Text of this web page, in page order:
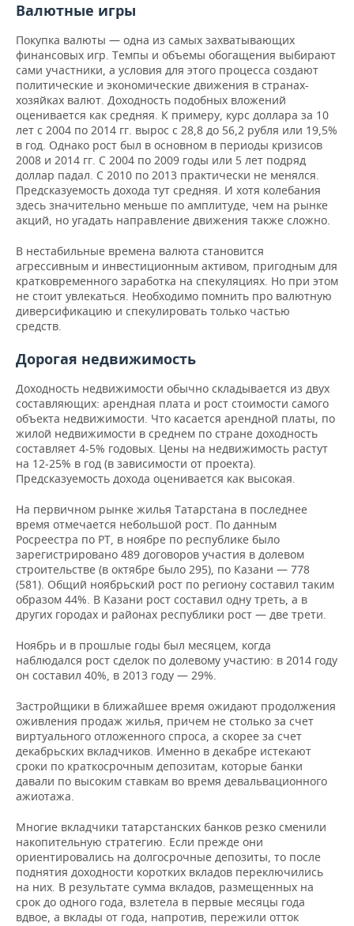
Валютные игры
Покупка валюты — одна из самых захватывающих
финансовых игр. Темпы и объемы обогащения выбирают
сами участники, а условия для этого процесса создают
политические и экономические движения в странах-
хозяйках валют. Доходность подобных вложений
оценивается как средняя. К примеру, курс доллара за 10
лет с 2004 по 2014 гг. вырос с 28,8 до 56,2 рубля или 19,5%
в год. Однако рост был в основном в периоды кризисов
2008 и 2014 гг. С 2004 по 2009 годы или 5 лет подряд
доллар падал. С 2010 по 2013 практически не менялся.
Предсказуемость дохода тут средняя. И хотя колебания
здесь значительно меньше по амплитуде, чем на рынке
акций, но угадать направление движения также сложно.
В нестабильные времена валюта становится
агрессивным и инвестиционным активом, пригодным для
кратковременного заработка на спекуляциях. Но при этом
не стоит увлекаться. Необходимо помнить про валютную
диверсификацию и спекулировать только частью
средств.
Дорогая недвижимость
Доходность недвижимости обычно складывается из двух
составляющих: арендная плата и рост стоимости самого
объекта недвижимости. Что касается арендной платы, по
жилой недвижимости в среднем по стране доходность
составляет 4-5% годовых. Цены на недвижимость растут
на 12-25% в год (в зависимости от проекта).
Предсказуемость дохода оценивается как высокая.
На первичном рынке жилья Татарстана в последнее
время отмечается небольшой рост. По данным
Росреестра по РТ, в ноябре по республике было
зарегистрировано 489 договоров участия в долевом
строительстве (в октябре было 295), по Казани — 778
(581). Общий ноябрьский рост по региону составил таким
образом 44%. В Казани рост составил одну треть, а в
других городах и районах республики рост — две трети.
Ноябрь и в прошлые годы был месяцем, когда
наблюдался рост сделок по долевому участию: в 2014 году
он составил 40%, в 2013 году — 29%.
Застройщики в ближайшее время ожидают продолжения
оживления продаж жилья, причем не столько за счет
виртуального отложенного спроса, а скорее за счет
декабрьских вкладчиков. Именно в декабре истекают
сроки по краткосрочным депозитам, которые банки
давали по высоким ставкам во время девальвационного
ажиотажа.
Многие вкладчики татарстанских банков резко сменили
накопительную стратегию. Если прежде они
ориентировались на долгосрочные депозиты, то после
поднятия доходности коротких вкладов переключились
на них. В результате сумма вкладов, размещенных на
срок до одного года, взлетела в первые месяцы года
вдвое, а вклады от года, напротив, пережили отток